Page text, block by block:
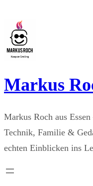
Inhalt
springen
Markus
Markus Roch aus
Technik, Familie &
echten Einblicken ins